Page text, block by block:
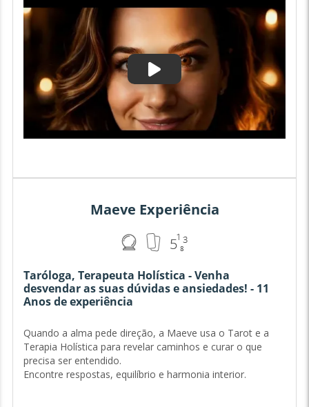
Maeve Experiência
Taróloga, Terapeuta Holística - Venha
desvendar as suas dúvidas e ansiedades! - 11
Anos de experiência
Quando a alma pede direção, a Maeve usa o Tarot e a
Terapia Holística para revelar caminhos e curar o que
precisa ser entendido.
Encontre respostas, equilíbrio e harmonia interior.